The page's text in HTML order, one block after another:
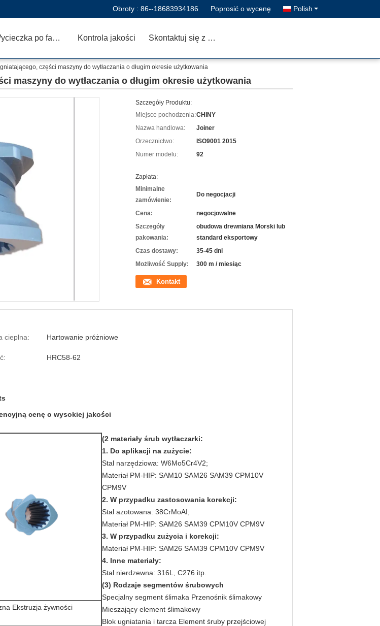
Obroty : 86--18683934186 Poprosić o wycenę Polish
Wycieczka po fabryce Kontrola jakości Skontaktuj się z nami
części maszyny do wytłaczania o długim okresie użytkowania
maszyny do wytłaczania o długim okresie użytkowania
Szczegóły Produktu:
Miejsce pochodzenia:CHINY
Nazwa handlowa:
Joiner
Orzecznictwo:
ISO9001 2015
Numer modelu:
92
Zapłata:
Minimalne
zamówienie:
Do negocjacji
Cena:
negocjowalne
Szczegóły
pakowania:
obudowa drewniana Morski lub
standard eksportowy
Czas dostawy:
35-45 dni
Możliwość Supply:
300 m / miesiąc
Kontakt
cieplna: Hartowanie próżniowe
HRC58-62
cenę o wysokiej jakości
Ekstruzja żywności
(2 materiały śrub wytłaczarki:
1. Do aplikacji na zużycie:
Stal narzędziowa: W6Mo5Cr4V2;
Materiał PM-HIP: SAM10 SAM26 SAM39 CPM10V
CPM9V
2. W przypadku zastosowania korekcji:
Stal azotowana: 38CrMoAI;
Materiał PM-HIP: SAM26 SAM39 CPM10V CPM9V
3. W przypadku zużycia i korekcji:
Materiał PM-HIP: SAM26 SAM39 CPM10V CPM9V
4. Inne materiały:
Stal nierdzewna: 316L, C276 itp.
(3) Rodzaje segmentów śrubowych
Specjalny segment ślimaka Przenośnik ślimakowy
Mieszający element ślimakowy
Blok ugniatania i tarcza Element śruby przejściowej